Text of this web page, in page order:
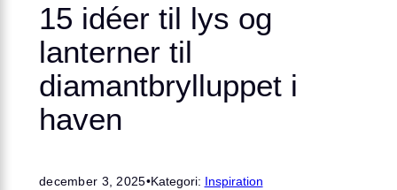
15 idéer til lys og
lanterner til
diamantbrylluppet i
haven
december 3, 2025•Kategori: Inspiration